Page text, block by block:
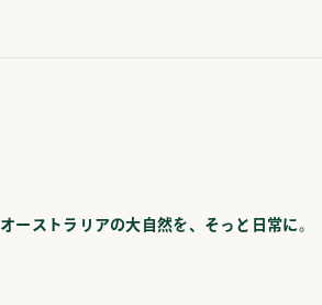
オーストラリアの大自然を、そっと日常に。